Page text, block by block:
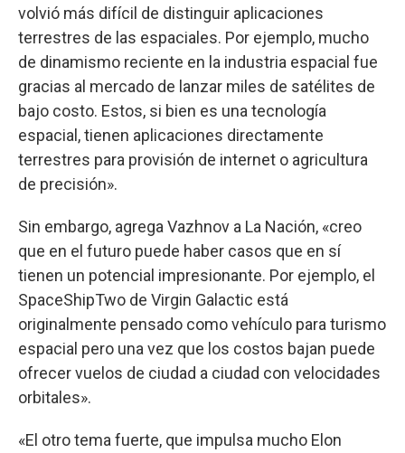
volvió más difícil de distinguir aplicaciones
terrestres de las espaciales. Por ejemplo, mucho
de dinamismo reciente en la industria espacial fue
gracias al mercado de lanzar miles de satélites de
bajo costo. Estos, si bien es una tecnología
espacial, tienen aplicaciones directamente
terrestres para provisión de internet o agricultura
de precisión».
Sin embargo, agrega Vazhnov a La Nación, «creo
que en el futuro puede haber casos que en sí
tienen un potencial impresionante. Por ejemplo, el
SpaceShipTwo de Virgin Galactic está
originalmente pensado como vehículo para turismo
espacial pero una vez que los costos bajan puede
ofrecer vuelos de ciudad a ciudad con velocidades
orbitales».
«El otro tema fuerte, que impulsa mucho Elon